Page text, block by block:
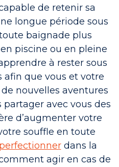
le réseau
Aide
de retenir sa
longue période sous
baignade plus
piscine ou en pleine
à rester sous
afin que vous et votre
nouvelles aventures
avec vous des
d’augmenter votre
souffle en toute
perfectionnerdans la
agir en cas de